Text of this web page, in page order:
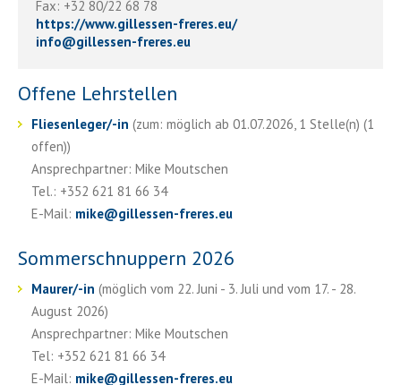
Fax: +32 80/22 68 78
https://www.gillessen-freres.eu/
info@gillessen-freres.eu
Offene Lehrstellen
Fliesenleger/-in (zum: möglich ab 01.07.2026, 1 Stelle(n) (1
offen))
Ansprechpartner: Mike Moutschen
Tel.: +352 621 81 66 34
E-Mail: mike@gillessen-freres.eu
Sommerschnuppern 2026
Maurer/-in (möglich vom 22. Juni - 3. Juli und vom 17. - 28.
August 2026)
Ansprechpartner: Mike Moutschen
Tel: +352 621 81 66 34
E-Mail: mike@gillessen-freres.eu